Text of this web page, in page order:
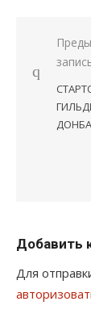
по
Добавить
Для